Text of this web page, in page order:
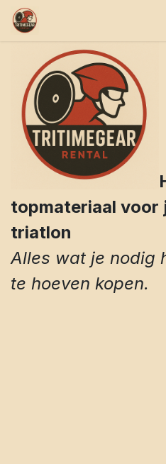
Overslaan naar inhoud
topmateriaal voor
triatlon
Alles wat je nodig
te hoeven kopen.